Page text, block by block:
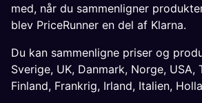
med, når du sammenligner
blev PriceRunner en del af Klarna.
Du kan sammenligne priser og
Sverige, UK, Danmark, Norge, USA,
Finland, Frankrig, Irland, Italien,